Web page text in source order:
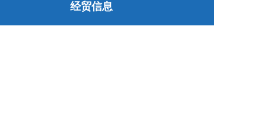
经贸信息